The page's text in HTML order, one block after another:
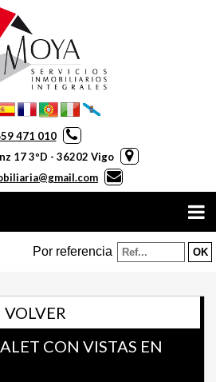
471 010
17 3ºD - 36202 Vigo
Por referencia
VOLVER
CON VISTAS EN